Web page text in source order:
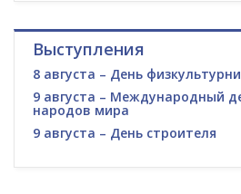
Выступления
8 августа – День
9 августа – Международный
народов мира
9 августа – День строителя